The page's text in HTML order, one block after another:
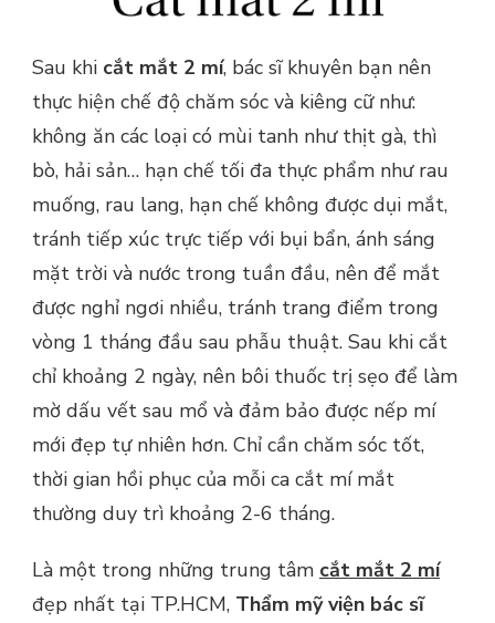
Sau khi cắt mắt 2 mí, bác sĩ khuyên bạn nên
thực hiện chế độ chăm sóc và kiêng cữ như:
không ăn các loại có mùi tanh như thịt gà, thì
bò, hải sản… hạn chế tối đa thực phẩm như rau
muống, rau lang, hạn chế không được dụi mắt,
tránh tiếp xúc trực tiếp với bụi bẩn, ánh sáng
mặt trời và nước trong tuần đầu, nên để mắt
được nghỉ ngơi nhiều, tránh trang điểm trong
vòng 1 tháng đầu sau phẫu thuật. Sau khi cắt
chỉ khoảng 2 ngày, nên bôi thuốc trị sẹo để làm
mờ dấu vết sau mổ và đảm bảo được nếp mí
mới đẹp tự nhiên hơn. Chỉ cần chăm sóc tốt,
thời gian hồi phục của mỗi ca cắt mí mắt
thường duy trì khoảng 2-6 tháng.
Là một trong những trung tâm cắt mắt 2 mí
đẹp nhất tại TP.HCM, Thẩm mỹ viện bác sĩ